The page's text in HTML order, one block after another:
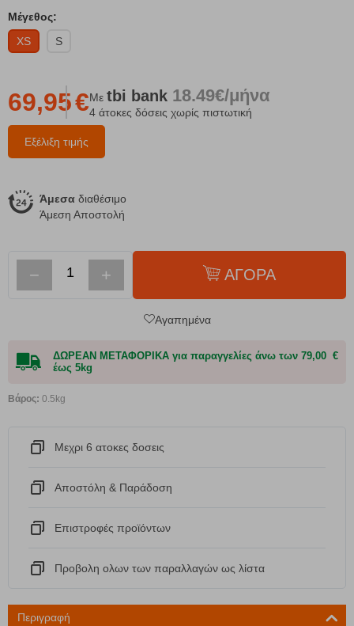
Μέγεθος:
XS
S
Εξέλιξη τιμής
69,95€Με tbi bank 18.49€/μήνα
4 άτοκες δόσεις χωρίς πιστωτική
Άμεσα διαθέσιμο
Άμεση Αποστολή
− + ΑΓΟΡΑ
Αγαπημένα
ΔΩΡΕΑΝ ΜΕΤΑΦΟΡΙΚΑ για παραγγελίες άνω των 79,00 €
έως 5kg
Βάρος: 0.5kg
Μεχρι 6 ατοκες δοσεις
Αποστόλη & Παράδοση
Eπιστροφές προϊόντων
Προβολη ολων των παραλλαγών ως λίστα
Περιγραφή